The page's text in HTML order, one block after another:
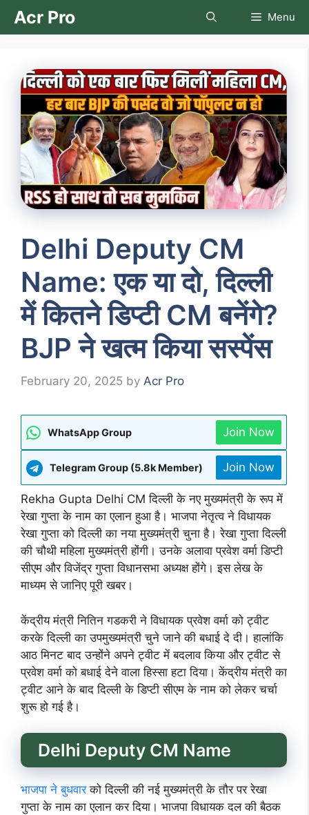
SkipAcr Pro Menu
Delhi Deputy CM
Name: एक या दो, दिल्ली
में कितने डिप्टी CM बनेंगे?
BJP ने खत्म किया सस्पेंस
February 20, 2025 by Acr Pro
WhatsApp Group Join Now
Telegram Group (5.8k Member) Join Now
Rekha Gupta Delhi CM दिल्ली के नए मुख्यमंत्री के रूप में
रेखा गुप्ता के नाम का एलान हुआ है। भाजपा नेतृत्व ने विधायक
रेखा गुप्ता को दिल्ली का नया मुख्यमंत्री चुना है। रेखा गुप्ता दिल्ली
की चौथी महिला मुख्यमंत्री होंगी। उनके अलावा प्रवेश वर्मा डिप्टी
सीएम और विजेंद्र गुप्ता विधानसभा अध्यक्ष होंगे। इस लेख के
माध्यम से जानिए पूरी खबर।
केंद्रीय मंत्री नितिन गडकरी ने विधायक प्रवेश वर्मा को ट्वीट
करके दिल्ली का उपमुख्यमंत्री चुने जाने की बधाई दे दी। हालांकि
आठ मिनट बाद उन्होंने अपने ट्वीट में बदलाव किया और ट्वीट से
प्रवेश वर्मा को बधाई देने वाला हिस्सा हटा दिया। केंद्रीय मंत्री का
ट्वीट आने के बाद दिल्ली के डिप्टी सीएम के नाम को लेकर चर्चा
शुरू हो गई है।
Delhi Deputy CM Name
भाजपा ने बुधवारको दिल्ली की नई मुख्यमंत्री के तौर पर रेखा
गुप्ता के नाम का एलान कर दिया। भाजपा विधायक दल की बैठक